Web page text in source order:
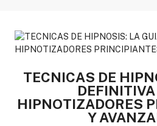
TECNICAS DE
HIPNOTIZADORES
Y